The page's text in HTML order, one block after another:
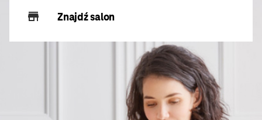
Znajdź salon